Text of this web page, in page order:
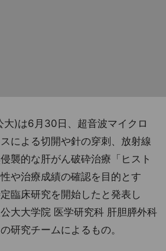
大)は6月30日、超音波マイクロ
による切開や針の穿刺、放射線
襲的な肝がん破砕治療「ヒスト
や治療成績の確認を目的とす
臨床研究を開始したと発表し
大大学院 医学研究科 肝胆膵外科
研究チームによるもの。